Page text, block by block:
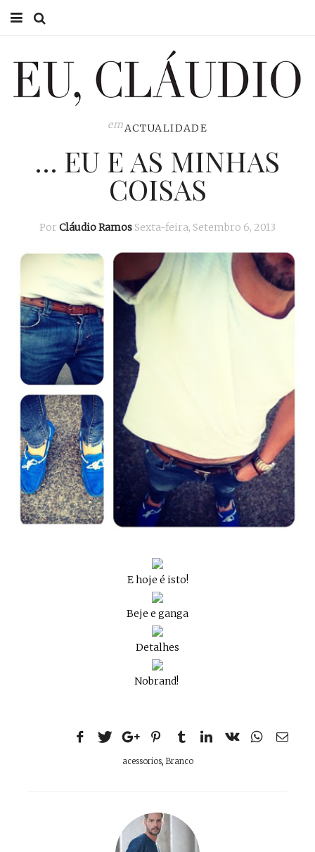
EU CLÁUDIO
EU NA TV
emACTUALIDADE
… EU E AS MINHAS
COISAS
Por Cláudio Ramos Sexta-feira, Setembro 6, 2013
E hoje é isto!
Beje e ganga
Detalhes
Nobrand!
acessorios, Branco